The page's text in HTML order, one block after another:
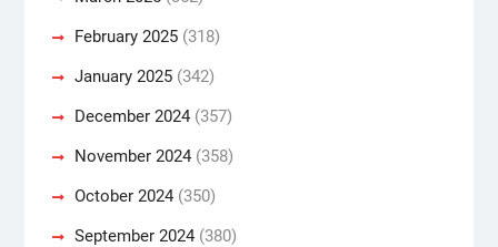
February 2025(318)
January 2025(342)
December 2024(357)
November 2024(358)
October 2024(350)
September 2024(380)